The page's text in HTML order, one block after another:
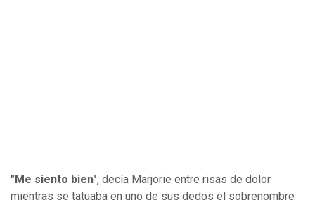
"Me siento bien", decía Marjorie entre risas de dolor
mientras se tatuaba en uno de sus dedos el sobrenombre